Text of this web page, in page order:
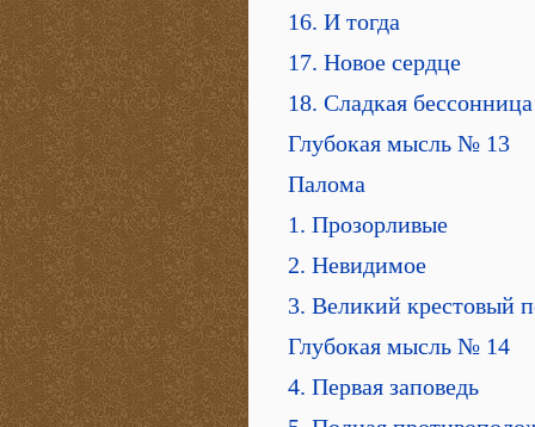
16. И тогда
17. Новое сердце
18. Сладкая бессонница
Глубокая мысль № 13
Палома
1. Прозорливые
2. Невидимое
3. Великий крестовый
Глубокая мысль № 14
4. Первая заповедь